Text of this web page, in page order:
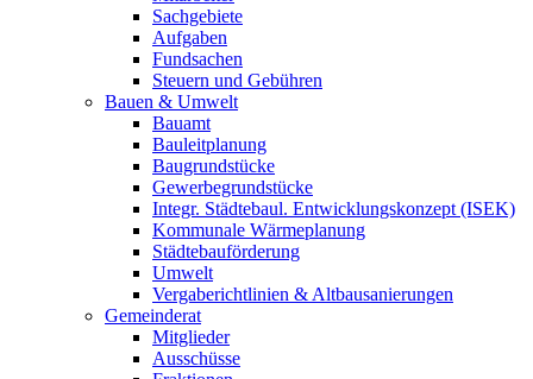
Sachgebiete
Aufgaben
Fundsachen
Steuern und Gebühren
Bauen & Umwelt
Bauamt
Bauleitplanung
Baugrundstücke
Gewerbegrundstücke
Integr. Städtebaul. Entwicklungskonzept (ISEK)
Kommunale Wärmeplanung
Städtebauförderung
Umwelt
Vergaberichtlinien & Altbausanierungen
Gemeinderat
Mitglieder
Ausschüsse